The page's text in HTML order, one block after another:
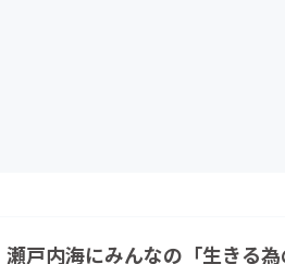
瀬戸内海にみんなの「生きる